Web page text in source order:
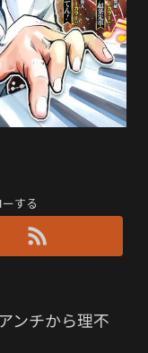
する
ンチから理不